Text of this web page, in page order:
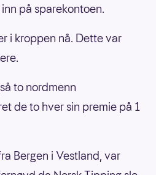
på sparekontoen.
i kroppen nå. Dette var
to nordmenn
de to hver sin premie på 1
Bergen i Vestland, var